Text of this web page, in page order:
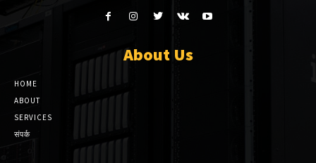
About Us
HOME
ABOUT
SERVICES
संपर्क